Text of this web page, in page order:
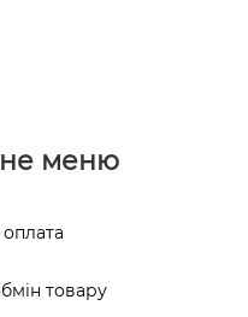
меню
товару